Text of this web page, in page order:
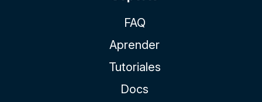
FAQ
Aprender
Tutoriales
Docs